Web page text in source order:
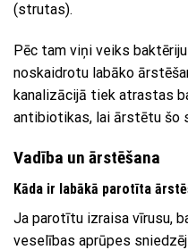
(strutas).
Pēc tam viņi veiks
noskaidrotu labāko
kanalizācijā tiek atrastas
antibiotikas, lai ārstētu šo
Vadība un ārstēšana
Kāda ir labākā parotīta
Ja parotītu izraisa vīrusu,
veselības aprūpes